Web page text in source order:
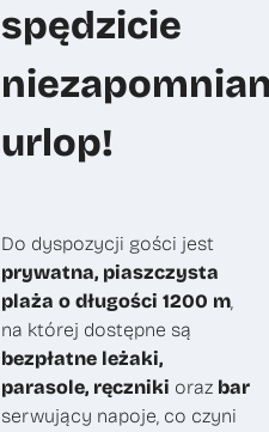
Zero Gravity sp. z o.o.
+48 22 648 29 30
spędzicie
urlop!
Do dyspozycji gości jest
prywatna, piaszczysta
plaża o długości 1200 m,
na której dostępne są
bezpłatne leżaki,
parasole, ręczniki oraz bar
serwujący napoje, co czyni